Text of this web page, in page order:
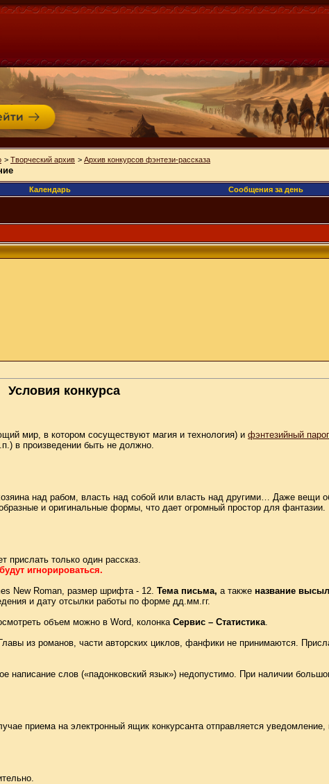
> Творческий архив > Архив конкурсов фэнтези-рассказа
Календарь Сообщения за день
Условия конкурса
мир, в котором сосуществуют магия и технология) и фэнтезийный
в произведении быть не должно.
над рабом, власть над собой или власть над другими… Даже вещи
и оригинальные формы, что дает огромный простор для фантазии.
прислать только один рассказ.
игнорироваться.
New Roman, размер шрифта - 12. Тема письма, а также название
и дату отсылки работы по форме дд.мм.гг.
объем можно в Word, колонка Сервис – Статистика
из романов, части авторских циклов, фанфики не принимаются.
слов («падонковский язык») недопустимо. При наличии
приема на электронный ящик конкурсанта отправляется